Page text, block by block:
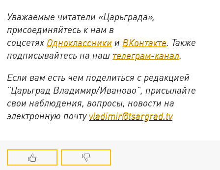
Уважаемые читатели «Царьграда»,
присоединяйтесь к нам в
соцсетях Одноклассники и ВКонтакте . Также
подписывайтесь на наш телеграм-канал
Если вам есть чем поделиться с редакцией
"Царьград Владимир/Иваново", присылайте
свои наблюдения, вопросы, новости на
электронную почту vladimir@tsargrad.tv